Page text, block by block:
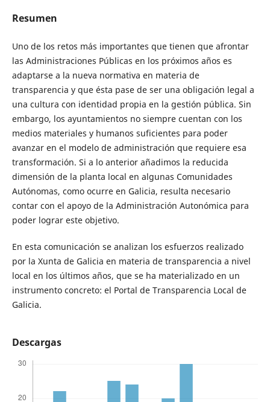
Resumen
Uno de los retos más importantes que tienen que afrontar
las Administraciones Públicas en los próximos años es
adaptarse a la nueva normativa en materia de
transparencia y que ésta pase de ser una obligación legal a
una cultura con identidad propia en la gestión pública. Sin
embargo, los ayuntamientos no siempre cuentan con los
medios materiales y humanos suficientes para poder
avanzar en el modelo de administración que requiere esa
transformación. Si a lo anterior añadimos la reducida
dimensión de la planta local en algunas Comunidades
Autónomas, como ocurre en Galicia, resulta necesario
contar con el apoyo de la Administración Autonómica para
poder lograr este objetivo.
En esta comunicación se analizan los esfuerzos realizado
por la Xunta de Galicia en materia de transparencia a nivel
local en los últimos años, que se ha materializado en un
instrumento concreto: el Portal de Transparencia Local de
Galicia.
Descargas